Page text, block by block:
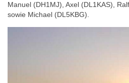
Manuel (DH1MJ), Axel (DL1KAS),
sowie Michael (DL5KBG).